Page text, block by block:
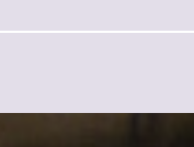
#muenster